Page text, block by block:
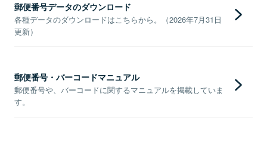
郵便番号データのダウンロード
各種データのダウンロードはこちらから。（2026年7月31日
更新）
郵便番号・バーコードマニュアル
郵便番号や、バーコードに関するマニュアルを掲載していま
す。